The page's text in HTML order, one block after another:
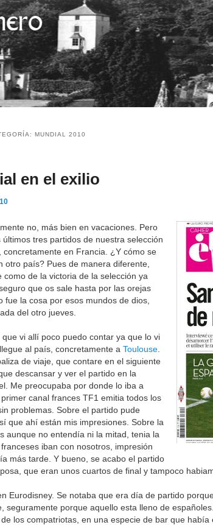
MUNDIAL 2010
en el exilio
no, más bien en vacaciones. Pero
tres partidos de nuestra selección
concretamente en Francia. ¿Y cómo se
otro país? Pues de manera diferente,
como de la victoria de la selección ya
que os sale hasta por las orejas
fue la cosa por esos mundos de dios,
del otro jueves.
vi allí poco puedo contar ya que lo vi
al país, concretamente a Toulouse
de viaje, que contare en el siguiente
descansar y ver el partido en la
Me preocupaba por donde lo iba a
canal frances TF1 emitia todos los
problemas. Sobre el partido pude
que ahí están mis impresiones. Sobre la
aunque no entendía ni la mitad, tenia la
iban con nosotros, impresión
más tarde. Y bueno, se acabo el partido
que eran unos cuartos de final y tampoco
Eurodisney. Se notaba que era día de partido
seguramente porque aquello esta lleno de
los compatriotas, en una especie de bar que